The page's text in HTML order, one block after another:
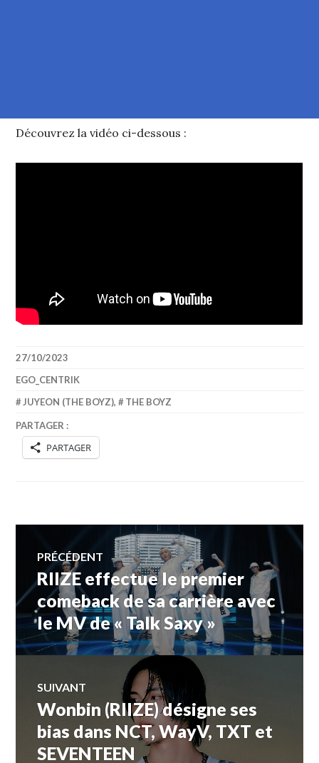
Découvrez la vidéo ci-dessous :
27/10/2023
EGO_CENTRIK
JUYEON (THE BOYZ), THE BOYZ
PARTAGER :
PARTAGER
Navigation
de
l’article
PRÉCÉDENT
Article
précédent :
RIIZE effectue le premier
comeback de sa carrière avec
le MV de « Talk Saxy »
SUIVANT
Article
Suivant:
Wonbin (RIIZE) désigne ses
bias dans NCT, WayV, TXT et
SEVENTEEN